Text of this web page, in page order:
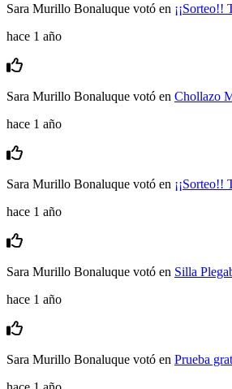
Sara Murillo Bonaluque votó en ¡¡Sorteo!!
hace 1 año
Sara Murillo Bonaluque votó en Chollazo
hace 1 año
Sara Murillo Bonaluque votó en ¡¡Sorteo!!
hace 1 año
Sara Murillo Bonaluque votó en Silla
hace 1 año
Sara Murillo Bonaluque votó en Prueba